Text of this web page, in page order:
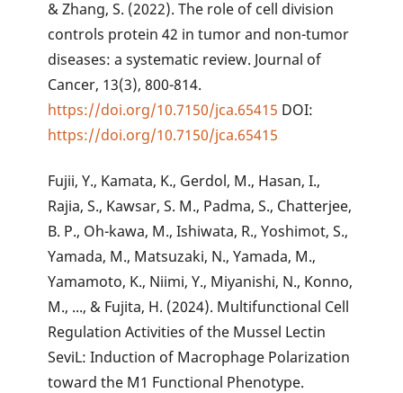
& Zhang, S. (2022). The role of cell division
controls protein 42 in tumor and non-tumor
diseases: a systematic review. Journal of
Cancer, 13(3), 800-814.
https://doi.org/10.7150/jca.65415 DOI:
https://doi.org/10.7150/jca.65415
Fujii, Y., Kamata, K., Gerdol, M., Hasan, I.,
Rajia, S., Kawsar, S. M., Padma, S., Chatterjee,
B. P., Oh-kawa, M., Ishiwata, R., Yoshimot, S.,
Yamada, M., Matsuzaki, N., Yamada, M.,
Yamamoto, K., Niimi, Y., Miyanishi, N., Konno,
M., ..., & Fujita, H. (2024). Multifunctional Cell
Regulation Activities of the Mussel Lectin
SeviL: Induction of Macrophage Polarization
toward the M1 Functional Phenotype.